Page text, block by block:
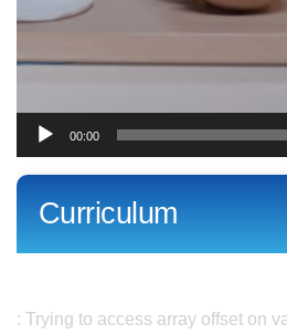
00:00
Curriculum
: Trying to access array offset on